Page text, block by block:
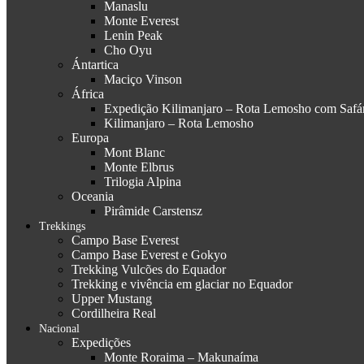
Manaslu
Monte Everest
Lenin Peak
Cho Oyu
Ántartica
Maciço Vinson
África
Expedição Kilimanjaro – Rota Lemosho com
Kilimanjaro – Rota Lemosho
Europa
Mont Blanc
Monte Elbrus
Trilogia Alpina
Oceania
Pirâmide Carstensz
Trekkings
Campo Base Everest
Campo Base Everest e Gokyo
Trekking Vulcões do Equador
Trekking e vivência em glaciar no Equador
Upper Mustang
Cordilheira Real
Nacional
Expedições
Monte Roraima – Makunaíma